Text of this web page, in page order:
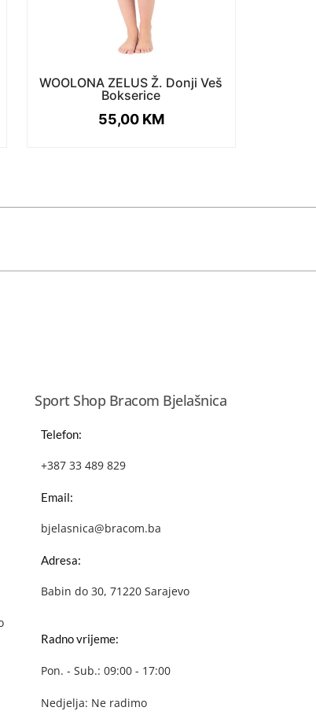
WOOLONA ZELUS Ž. Donji Veš
Bokserice
55,00 KM
Sport Shop Bracom Bjelašnica
Telefon:
+387 33 489 829
Email:
bjelasnica@bracom.ba
Adresa:
Babin do 30, 71220 Sarajevo
Radno vrijeme:
Pon. - Sub.: 09:00 - 17:00
Nedjelja: Ne radimo